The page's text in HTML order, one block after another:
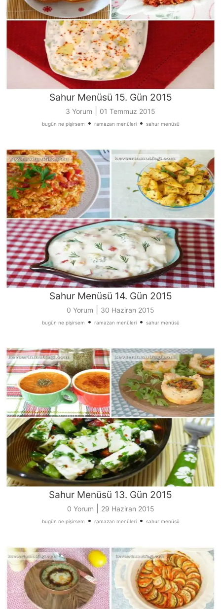
Sahur Menüsü 15. Gün 2015
3 Yorum 01 Temmuz 2015
bugün ne pişirsem • ramazan menüleri• sahur menüsü
Sahur Menüsü 14. Gün 2015
0 Yorum 30 Haziran 2015
bugün ne pişirsem • ramazan menüleri• sahur menüsü
Sahur Menüsü 13. Gün 2015
0 Yorum 29 Haziran 2015
bugün ne pişirsem • ramazan menüleri• sahur menüsü